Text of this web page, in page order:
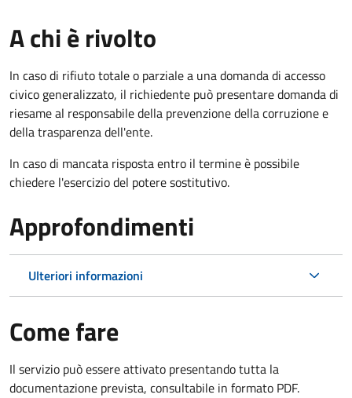
A chi è rivolto
In caso di rifiuto totale o parziale a una domanda di accesso
civico generalizzato, il richiedente può presentare domanda di
riesame al responsabile della prevenzione della corruzione e
della trasparenza dell'ente.
In caso di mancata risposta entro il termine è possibile
chiedere l'esercizio del potere sostitutivo.
Approfondimenti
Ulteriori informazioni
Come fare
Il servizio può essere attivato presentando tutta la
documentazione prevista, consultabile in formato PDF.